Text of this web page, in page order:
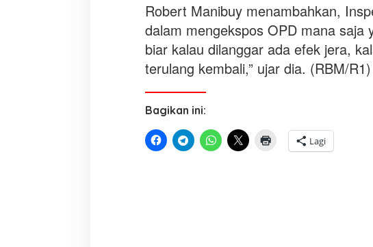
Robert Manibuy menambahkan,
dalam mengekspos OPD mana saja
biar kalau dilanggar ada efek jera,
terulang kembali,” ujar dia. (RBM/R1)
Bagikan ini:
Lagi